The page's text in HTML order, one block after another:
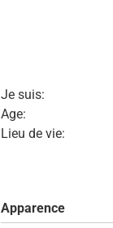
Je suis:
Age:
Lieu de vie:
Apparence